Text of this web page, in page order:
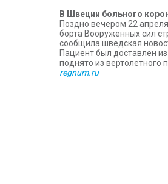
В Швеции больного
Поздно вечером 22
борта Вооруженных сил
сообщила шведская
Пациент был доставлен
поднято из вертолетного
regnum.ru